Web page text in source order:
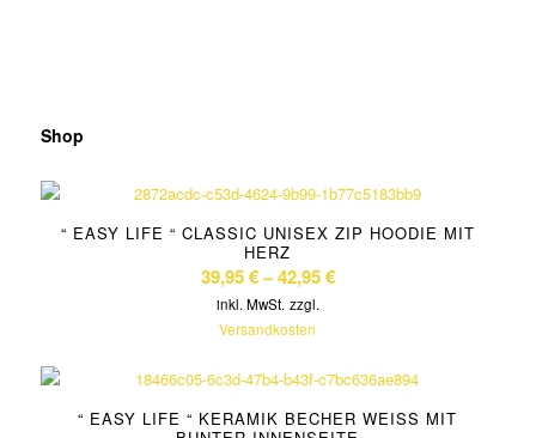
Shop
“ EASY LIFE “ CLASSIC UNISEX ZIP HOODIE MIT
HERZ
39,95€–42,95€
inkl. MwSt. zzgl.
Versandkosten
“ EASY LIFE “ KERAMIK BECHER WEISS MIT B